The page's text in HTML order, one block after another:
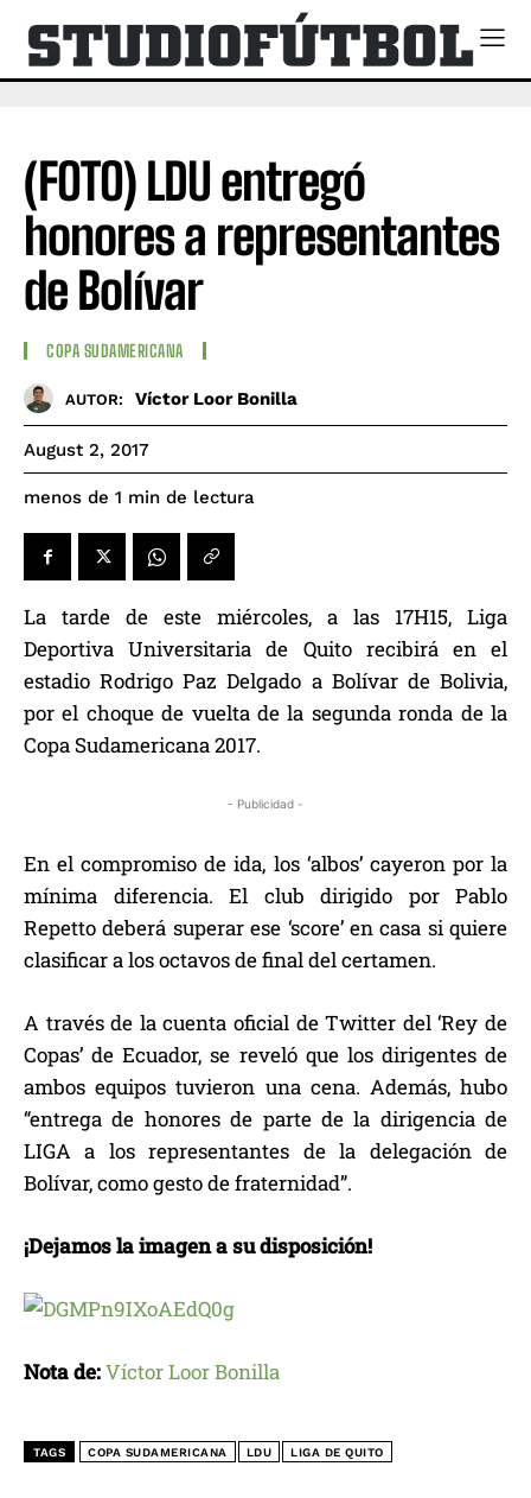
(FOTO) LDU entregó
honores a representantes
de Bolívar
COPA SUDAMERICANA
AUTOR: Víctor Loor Bonilla
August 2, 2017
menos de 1 min de lectura
La tarde de este miércoles, a las 17H15, Liga
Deportiva Universitaria de Quito recibirá en el
estadio Rodrigo Paz Delgado a Bolívar de Bolivia,
por el choque de vuelta de la segunda ronda de la
Copa Sudamericana 2017.
- Publicidad -
En el compromiso de ida, los ‘albos’ cayeron por la
mínima diferencia. El club dirigido por Pablo
Repetto deberá superar ese ‘score’ en casa si quiere
clasificar a los octavos de final del certamen.
A través de la cuenta oficial de Twitter del ‘Rey de
Copas’ de Ecuador, se reveló que los dirigentes de
ambos equipos tuvieron una cena. Además, hubo
“entrega de honores de parte de la dirigencia de
LIGA a los representantes de la delegación de
Bolívar, como gesto de fraternidad”.
¡Dejamos la imagen a su disposición!
Nota de:Víctor Loor Bonilla
TAGS COPA SUDAMERICANA LDU LIGA DE QUITO